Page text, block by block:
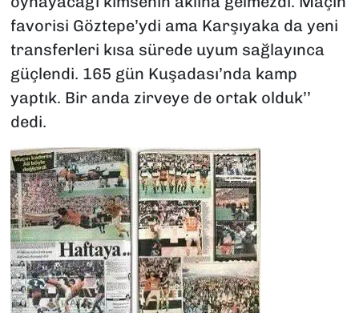
favorisi Göztepe’ydi ama Karşıyaka da yeni
transferleri kısa sürede uyum sağlayınca
güçlendi. 165 gün Kuşadası’nda kamp
yaptık. Bir anda zirveye de ortak olduk’’
dedi.